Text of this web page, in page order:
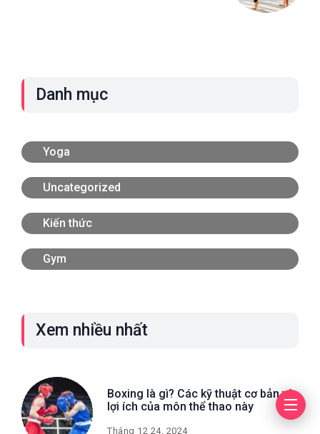
Danh mục
Yoga
Uncategorized
Kiến thức
Gym
Xem nhiều nhất
Boxing là gì? Các kỹ thuật cơ bản và
lợi ích của môn thể thao này
Tháng 12 24, 2024